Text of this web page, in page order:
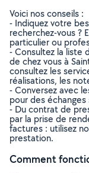
Voici nos conseils :
- Indiquez votre
recherchez-vous ?
particulier ou
- Consultez la liste
de chez vous à
consultez les
réalisations, les
- Conversez avec
pour des
- Du contrat de
par la prise de
factures : utilisez
prestation.
Comment